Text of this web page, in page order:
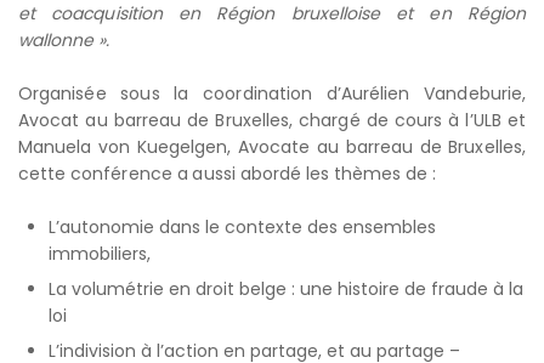
et coacquisition en Région bruxelloise et en Région
wallonne ».
Organisée sous la coordination d’Aurélien Vandeburie,
Avocat au barreau de Bruxelles, chargé de cours à l’ULB et
Manuela von Kuegelgen, Avocate au barreau de Bruxelles,
cette conférence a aussi abordé les thèmes de :
L’autonomie dans le contexte des ensembles
immobiliers,
La volumétrie en droit belge : une histoire de fraude à la
loi
L’indivision à l’action en partage, et au partage –